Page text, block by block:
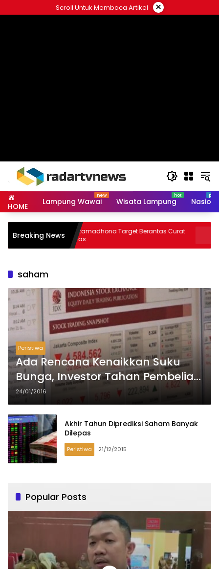
to
Scroll Untuk Membaca Artikel ×
HOME Lampung Wawai Wisata Lampung
Breaking News
AKBP Ramadhona Target Berantas Curat
& Curas
Warga
saham
Peristiwa
Ada Rencana Kenaikkan Suku
Bunga, Investor Tahan Pembelian
Saham
24/01/2016
Akhir Tahun Diprediksi Saham Banyak
Dilepas
Peristiwa 21/12/2015
Popular Posts